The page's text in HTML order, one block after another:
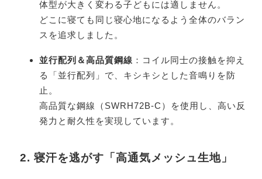
体型が大きく変わる子どもには適しません。
どこに寝ても同じ寝心地になるよう全体のバラン
スを追求しました。
並行配列＆高品質鋼線 ：コイル同士の接触を抑え
る「並行配列」で、キシキシとした音鳴りを防
止。
高品質な鋼線（SWRH72B‐C）を使用し、高い反
発力と耐久性を実現しています。
2. 寝汗を逃がす「高通気メッシュ生地」